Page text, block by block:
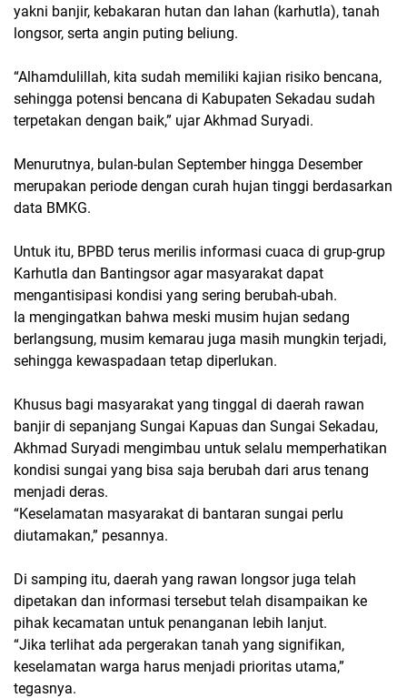
yakni banjir, kebakaran hutan dan lahan (karhutla), tanah
longsor, serta angin puting beliung.
“Alhamdulillah, kita sudah memiliki kajian risiko bencana,
sehingga potensi bencana di Kabupaten Sekadau sudah
terpetakan dengan baik,” ujar Akhmad Suryadi.
Menurutnya, bulan-bulan September hingga Desember
merupakan periode dengan curah hujan tinggi berdasarkan
data BMKG.
Untuk itu, BPBD terus merilis informasi cuaca di grup-grup
Karhutla dan Bantingsor agar masyarakat dapat
mengantisipasi kondisi yang sering berubah-ubah.
Ia mengingatkan bahwa meski musim hujan sedang
berlangsung, musim kemarau juga masih mungkin terjadi,
sehingga kewaspadaan tetap diperlukan.
Khusus bagi masyarakat yang tinggal di daerah rawan
banjir di sepanjang Sungai Kapuas dan Sungai Sekadau,
Akhmad Suryadi mengimbau untuk selalu memperhatikan
kondisi sungai yang bisa saja berubah dari arus tenang
menjadi deras.
“Keselamatan masyarakat di bantaran sungai perlu
diutamakan,” pesannya.
Di samping itu, daerah yang rawan longsor juga telah
dipetakan dan informasi tersebut telah disampaikan ke
pihak kecamatan untuk penanganan lebih lanjut.
“Jika terlihat ada pergerakan tanah yang signifikan,
keselamatan warga harus menjadi prioritas utama,”
tegasnya.